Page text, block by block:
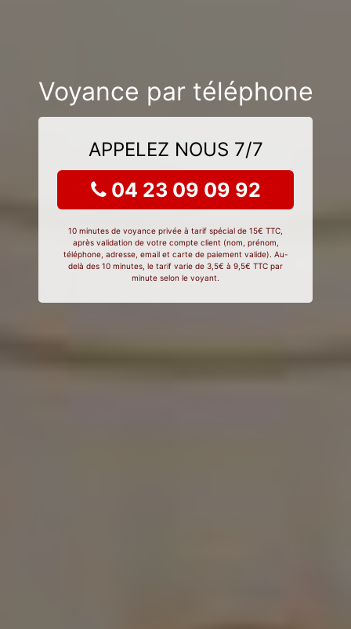
Voyance par téléphone
APPELEZ NOUS 7/7
04 23 09 09 92
10 minutes de voyance privée à tarif spécial de 15€ TTC,
après validation de votre compte client (nom, prénom,
téléphone, adresse, email et carte de paiement valide). Au-
delà des 10 minutes, le tarif varie de 3,5€ à 9,5€ TTC par
minute selon le voyant.